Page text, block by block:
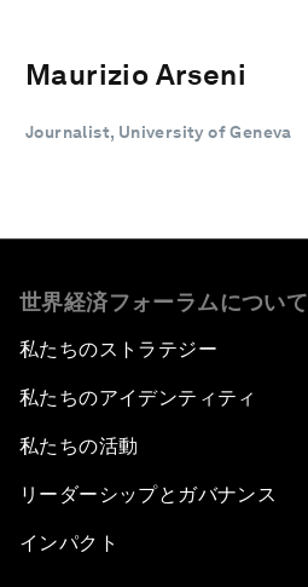
Maurizio Arseni
Journalist, University of Geneva
世界経済フォーラムについて
私たちのストラテジー
私たちのアイデンティティ
私たちの活動
リーダーシップとガバナンス
インパクト